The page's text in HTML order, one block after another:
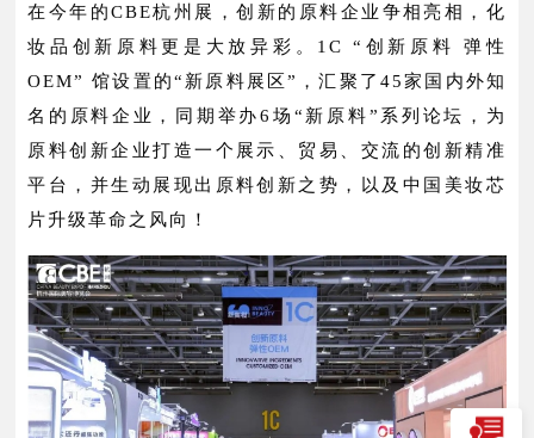
在今年的CBE杭州展，创新的原料企业争相亮相，化
妆品创新原料更是大放异彩。1C “创新原料 弹性
OEM” 馆设置的“新原料展区”，汇聚了45家国内外知
名的原料企业，同期举办6场“新原料”系列论坛，为
原料创新企业打造一个展示、贸易、交流的创新精准
平台，并生动展现出原料创新之势，以及中国美妆芯
片升级革命之风向！